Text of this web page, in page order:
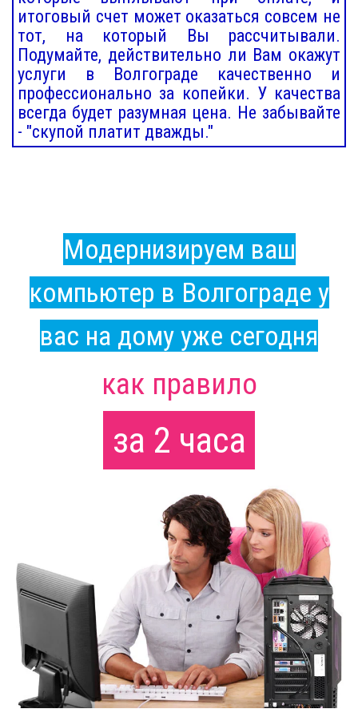
итоговый счет может оказаться совсем не
тот, на который Вы рассчитывали.
Подумайте, действительно ли Вам окажут
услуги в Волгограде качественно и
профессионально за копейки. У качества
всегда будет разумная цена. Не забывайте
- "скупой платит дважды."
Модернизируем ваш
компьютер в Волгограде у
вас на дому уже сегодня
как правило
за 2 часа